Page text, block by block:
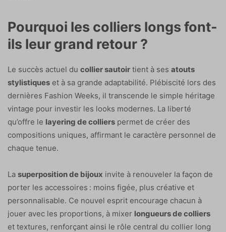
Pourquoi les colliers longs font-
ils leur grand retour ?
Le succès actuel du collier sautoir tient à ses atouts
stylistiques et à sa grande adaptabilité. Plébiscité lors des
dernières Fashion Weeks, il transcende le simple héritage
vintage pour investir les looks modernes. La liberté
qu’offre le layering de colliers permet de créer des
compositions uniques, affirmant le caractère personnel de
chaque tenue.
La superposition de bijoux invite à renouveler la façon de
porter les accessoires : moins figée, plus créative et
personnalisable. Ce nouvel esprit encourage chacun à
jouer avec les proportions, à mixer longueurs de colliers
et textures, renforçant ainsi le rôle central du collier long